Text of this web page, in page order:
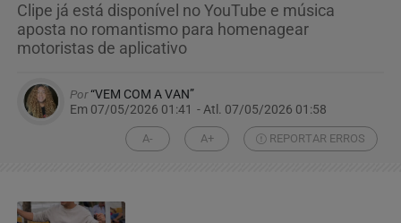
Clipe já está disponível no YouTube e música
aposta no romantismo para homenagear
motoristas de aplicativo
Por“VEM COM A VAN”
Em 07/05/2026 01:41 - Atl. 07/05/2026 01:58
A- A+ REPORTAR ERROS